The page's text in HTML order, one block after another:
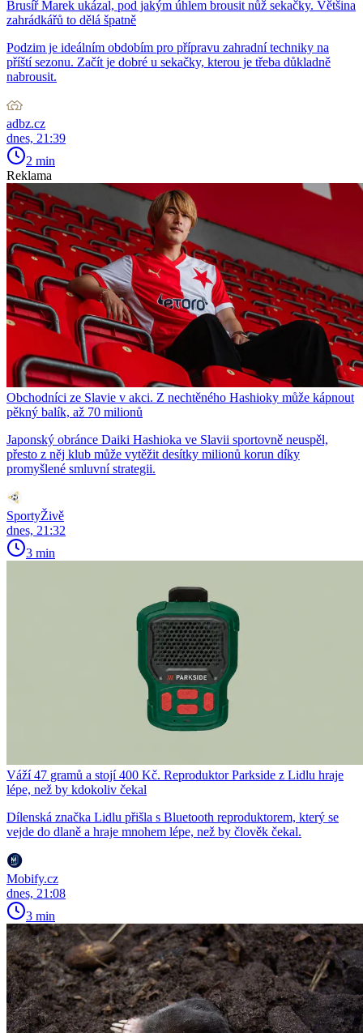
Brusíř Marek ukázal, pod jakým úhlem brousit nůž sekačky. Většina
zahrádkářů to dělá špatně
Podzim je ideálním obdobím pro přípravu zahradní techniky na
příští sezonu. Začít je dobré u sekačky, kterou je třeba důkladně
nabrousit.
adbz.cz
dnes, 21:39
2 min
Reklama
Obchodníci ze Slavie v akci. Z nechtěného Hashioky může kápnout
pěkný balík, až 70 milionů
Japonský obránce Daiki Hashioka ve Slavii sportovně neuspěl,
přesto z něj klub může vytěžit desítky milionů korun díky
promyšlené smluvní strategii.
SportyŽivě
dnes, 21:32
3 min
Váží 47 gramů a stojí 400 Kč. Reproduktor Parkside z Lidlu hraje
lépe, než by kdokoliv čekal
Dílenská značka Lidlu přišla s Bluetooth reproduktorem, který se
vejde do dlaně a hraje mnohem lépe, než by člověk čekal.
Mobify.cz
dnes, 21:08
3 min